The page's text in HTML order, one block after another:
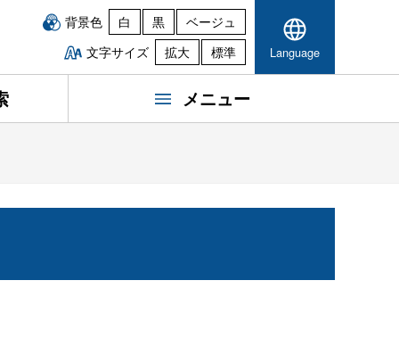
背景色 白 黒
ベージュ
文字サイズ
拡大 標準 Language
メニュー